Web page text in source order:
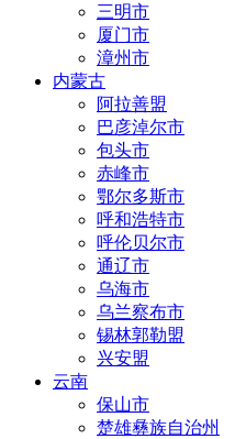
三明市
厦门市
漳州市
内蒙古
阿拉善盟
巴彦淖尔市
包头市
赤峰市
鄂尔多斯市
呼和浩特市
呼伦贝尔市
通辽市
乌海市
乌兰察布市
锡林郭勒盟
兴安盟
云南
保山市
楚雄彝族自治州